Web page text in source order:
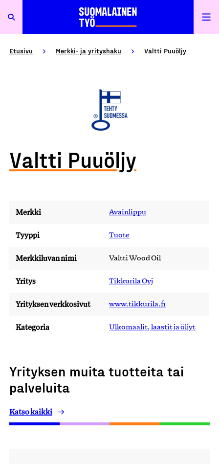
Etusivu Merkki- ja yrityshaku Valtti Puuöljy
Valtti Puuöljy
Merkki Avainlippu
Tyyppi Tuote
Merkkiluvan nimi Valtti Wood Oil
Yritys Tikkurila Oyj
Yrityksen verkkosivut www.tikkurila.fi
Kategoria Ulkomaalit, laastit ja öljyt
Yrityksen muita tuotteita tai
palveluita
Katso kaikki